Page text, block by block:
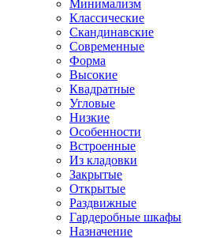
Минимализм
Классические
Скандинавские
Современные
Форма
Высокие
Квадратные
Угловые
Низкие
Особенности
Встроенные
Из кладовки
Закрытые
Открытые
Раздвижные
Гардеробные шкафы
Назначение